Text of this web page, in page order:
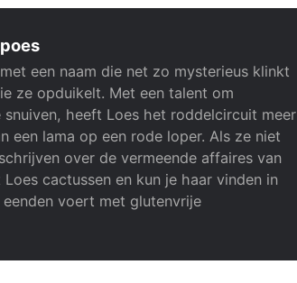
een naam die net zo mysterieus klinkt
ze opduikelt. Met een talent om
snuiven, heeft Loes het roddelcircuit meer
een lama op een rode loper. Als ze niet
over de vermeende affaires van
cactussen en kun je haar vinden in
voert met glutenvrije